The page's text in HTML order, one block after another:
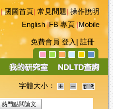
|國圖首頁 常見問題|操作說明
English|FB 專頁|Mobile
免費會員 登入 註冊
字體大小：
熱門點閱論文